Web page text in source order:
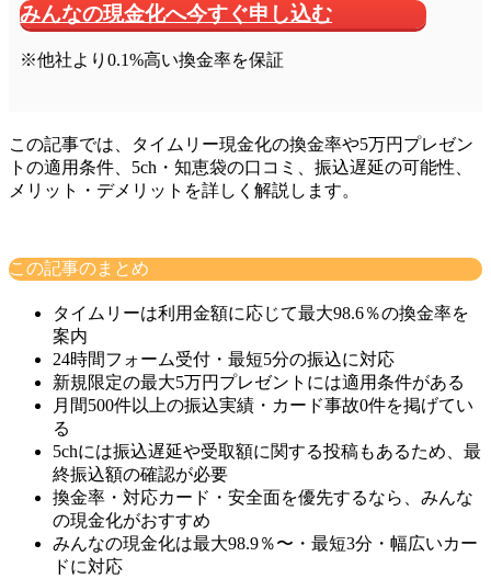
みんなの現金化へ今すぐ申し込む
※他社より0.1%高い換金率を保証
この記事では、タイムリー現金化の換金率や5万円プレゼン
トの適用条件、5ch・知恵袋の口コミ、振込遅延の可能性、
メリット・デメリットを詳しく解説します。
この記事のまとめ
タイムリーは利用金額に応じて最大98.6％の換金率を
案内
24時間フォーム受付・最短5分の振込に対応
新規限定の最大5万円プレゼントには適用条件がある
月間500件以上の振込実績・カード事故0件を掲げてい
る
5chには振込遅延や受取額に関する投稿もあるため、最
終振込額の確認が必要
換金率・対応カード・安全面を優先するなら、みんな
の現金化がおすすめ
みんなの現金化は最大98.9％〜・最短3分・幅広いカー
ドに対応